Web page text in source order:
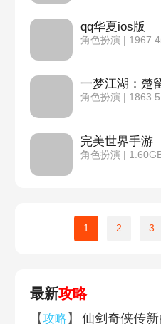
qq华夏ios版
角色扮演 |
一梦江湖：楚
角色扮演 |
完美世界手游
角色扮演 |
1 2 3
最新攻略
【攻略 】
仙剑奇侠传